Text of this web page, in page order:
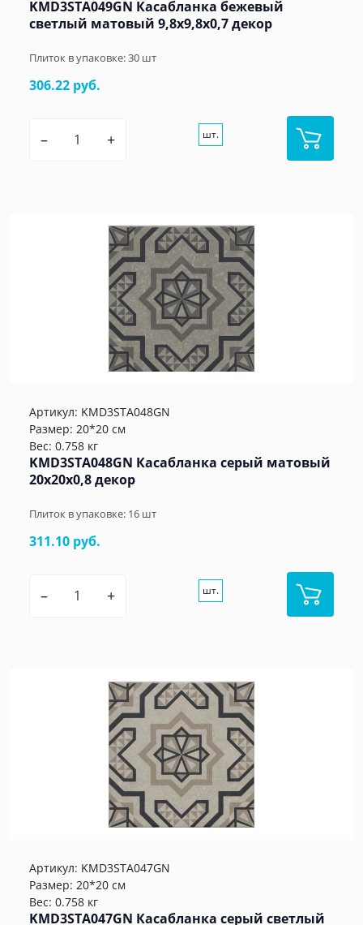
KMD3STA049GN Касабланка бежевый
светлый матовый 9,8x9,8x0,7 декор
Плиток в упаковке:30 шт
306.22 руб.
– + шт.
Артикул: KMD3STA048GN
Размер: 20*20 см
Вес: 0.758 кг
KMD3STA048GN Касабланка серый матовый
20x20x0,8 декор
Плиток в упаковке: 16 шт
311.10 руб.
– + шт.
Артикул: KMD3STA047GN
Размер: 20*20 см
Вес: 0.758 кг
KMD3STA047GN Касабланка серый светлый